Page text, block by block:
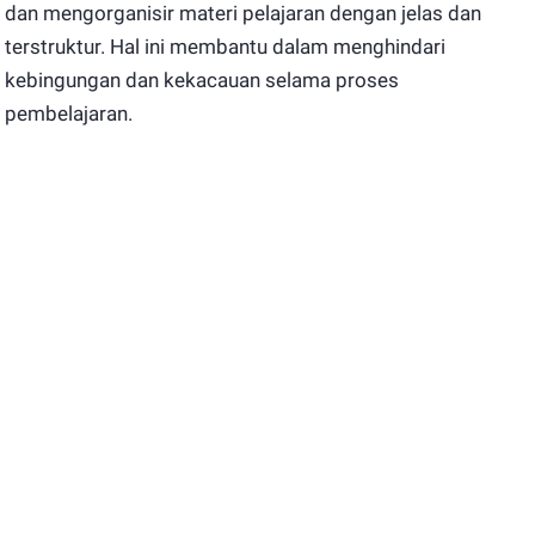
dan mengorganisir materi pelajaran dengan jelas dan
terstruktur. Hal ini membantu dalam menghindari
kebingungan dan kekacauan selama proses
pembelajaran.